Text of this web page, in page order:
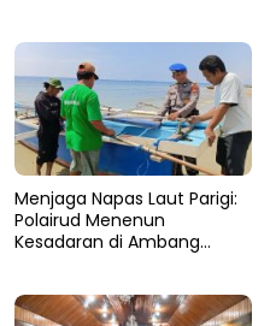
​Menjaga Napas Laut Parigi:
Polairud Menenun
Kesadaran di Ambang